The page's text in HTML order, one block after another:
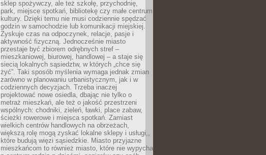
sklep spożywczy, ale też szkołę, przychodnię,
park, miejsce spotkań, bibliotekę czy małe centrum
kultury. Dzięki temu nie musi codziennie spędzać
godzin w samochodzie lub komunikacji miejskiej.
Zyskuje czas na odpoczynek, relacje, pasje i
aktywność fizyczną. Jednocześnie miasto
przestaje być zbiorem odrębnych stref –
mieszkaniowej, biurowej, handlowej – a staje się
siecią lokalnych sąsiedztw, w których „chce się
żyć”. Taki sposób myślenia wymaga jednak zmian
zarówno w planowaniu urbanistycznym, jak i w
codziennych decyzjach. Trzeba inaczej
projektować nowe osiedla, dbając nie tylko o
metraż mieszkań, ale też o jakość przestrzeni
wspólnych: chodniki, zieleń, ławki, place zabaw,
ścieżki rowerowe i miejsca spotkań. Zamiast
wielkich centrów handlowych na obrzeżach,
większą rolę mogą zyskać lokalne sklepy i usługi,,
które budują więzi sąsiedzkie. Miasto przyjazne
mieszkańcom to również miasto, które nie wypycha